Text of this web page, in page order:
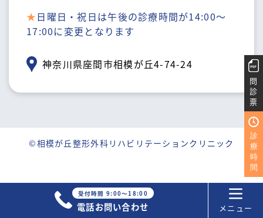
★日曜日・祝日は午後の診療時間が14:00〜
17:00に変更となります
神奈川県座間市相模が丘4-74-24
©相模が丘整形外科リハビリテーションクリニック
診
療
時
間
問
診
票
受付時間 9:00～18:00
電話お問い合わせ メニュー